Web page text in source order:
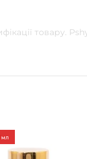
товару.
МЛ